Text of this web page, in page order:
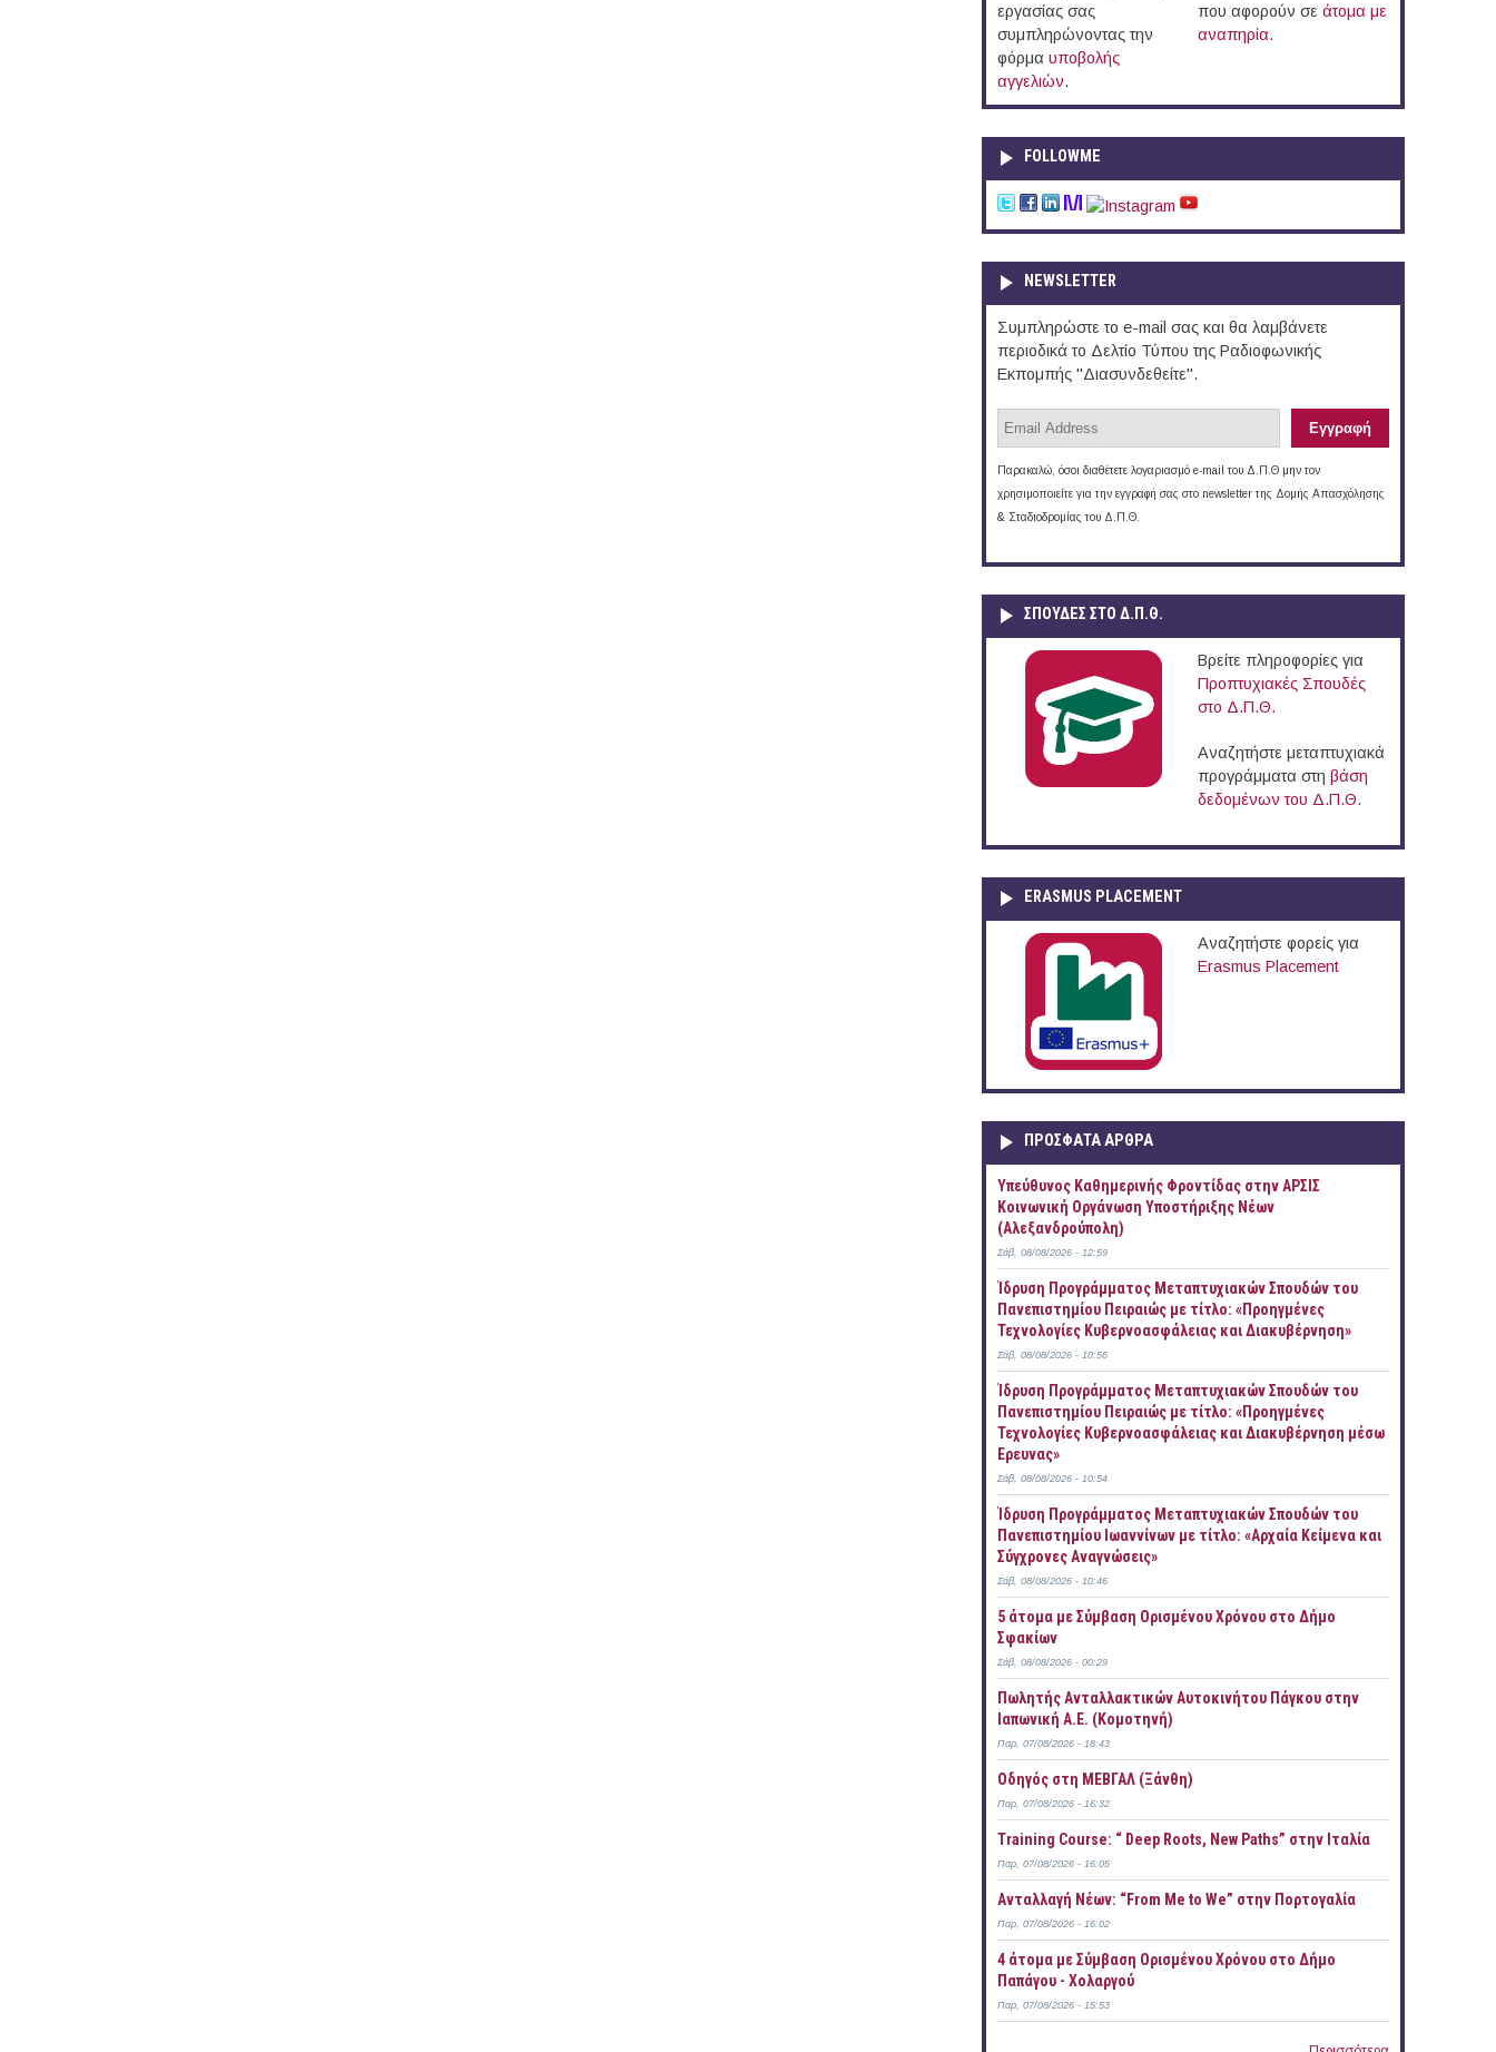
εργασίας σας
συμπληρώνοντας την
φόρμα υποβολής
αγγελιών.
που αφορούν σε άτομα με
αναπηρία.
FOLLOWME
NEWSLETTER
Συμπληρώστε το e-mail σας και θα λαμβάνετε
περιοδικά το Δελτίο Τύπου της Ραδιοφωνικής
Εκπομπής "Διασυνδεθείτε".
Παρακαλώ, όσοι διαθέτετε λογαριασμό e-mail του Δ.Π.Θ μην τον
χρησιμοποιείτε για την εγγραφή σας στο newsletter της Δομής Απασχόλησης
& Σταδιοδρομίας του Δ.Π.Θ.
ΣΠΟΥΔΈΣ ΣΤΟ Δ.Π.Θ.
Βρείτε πληροφορίες για
Προπτυχιακές Σπουδές
στο Δ.Π.Θ.
Αναζητήστε μεταπτυχιακά
προγράμματα στη βάση
δεδομένων του Δ.Π.Θ.
ERASMUS PLACEMENT
Αναζητήστε φορείς για
Erasmus Placement
ΠΡOΣΦΑΤΑ AΡΘΡΑ
Yπεύθυνος Καθημερινής Φροντίδας στην ΑΡΣΙΣ
Κοινωνική Οργάνωση Υποστήριξης Νέων
(Αλεξανδρούπολη)
Σάβ, 08/08/2026 - 12:59
Ίδρυση Προγράμματος Μεταπτυχιακών Σπουδών του
Πανεπιστημίου Πειραιώς με τίτλο: «Προηγμένες
Τεχνολογίες Κυβερνοασφάλειας και Διακυβέρνηση»
Σάβ, 08/08/2026 - 10:56
Ίδρυση Προγράμματος Μεταπτυχιακών Σπουδών του
Πανεπιστημίου Πειραιώς με τίτλο: «Προηγμένες
Τεχνολογίες Κυβερνοασφάλειας και Διακυβέρνηση μέσω
Έρευνας»
Σάβ, 08/08/2026 - 10:54
Ίδρυση Προγράμματος Μεταπτυχιακών Σπουδών του
Πανεπιστημίου Ιωαννίνων με τίτλο: «Αρχαία Κείμενα και
Σύγχρονες Αναγνώσεις»
Σάβ, 08/08/2026 - 10:46
5 άτομα με Σύμβαση Ορισμένου Χρόνου στο Δήμο
Σφακίων
Σάβ, 08/08/2026 - 00:29
Πωλητής Ανταλλακτικών Αυτοκινήτου Πάγκου στην
Ιαπωνική Α.Ε. (Κομοτηνή)
Παρ, 07/08/2026 - 18:43
Οδηγός στη ΜΕΒΓΑΛ (Ξάνθη)
Παρ, 07/08/2026 - 16:32
Training Course: “ Deep Roots, New Paths” στην Ιταλία
Παρ, 07/08/2026 - 16:05
Ανταλλαγή Νέων: “From Me to We” στην Πορτογαλία
Παρ, 07/08/2026 - 16:02
4 άτομα με Σύμβαση Ορισμένου Χρόνου στο Δήμο
Παπάγου - Χολαργού
Παρ, 07/08/2026 - 15:53